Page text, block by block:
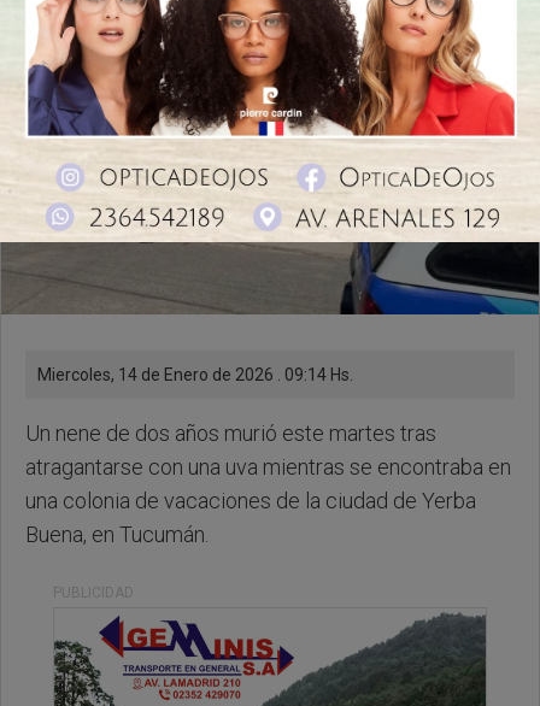
Miercoles, 14 de Enero de 2026 . 09:14 Hs.
Un nene de dos años murió este martes tras
atragantarse con una uva mientras se encontraba en
una colonia de vacaciones de la ciudad de Yerba
Buena, en Tucumán.
PUBLICIDAD